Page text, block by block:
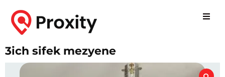
3ich sifek mezyene